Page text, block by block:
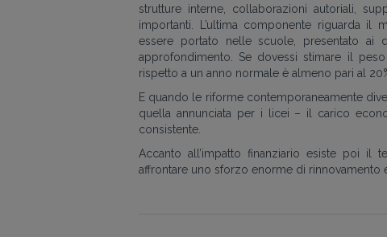
strutture interne, collaborazioni autoriali,
importanti. L’ultima componente riguarda
essere portato nelle scuole, presentato ai
approfondimento. Se dovessi stimare il
rispetto a un anno normale è almeno pari al
E quando le riforme contemporaneamente
quella annunciata per i licei – il carico
consistente.
Accanto all’impatto finanziario esiste poi il
affrontare uno sforzo enorme di rinnovamento